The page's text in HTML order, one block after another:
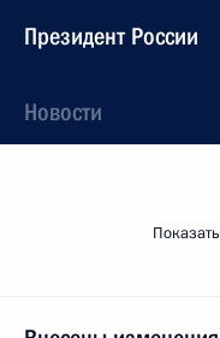
Президент России
Новости